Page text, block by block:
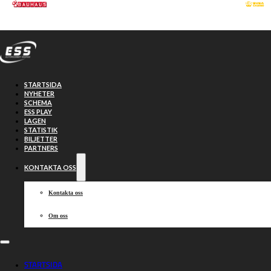
Hoppa till huvudinnehåll
STARTSIDA
NYHETER
SCHEMA
ESS PLAY
LAGEN
STATISTIK
BILJETTER
PARTNERS
KONTAKTA OSS
Kontakta oss
Om oss
STARTSIDA
Kan Smederna